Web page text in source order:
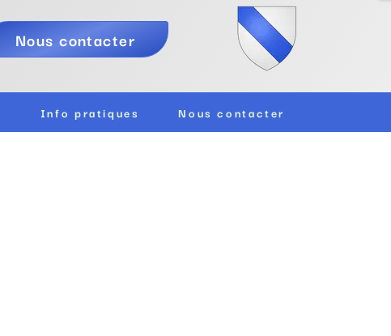
Info pratiques Nous contacter
Nous contacter